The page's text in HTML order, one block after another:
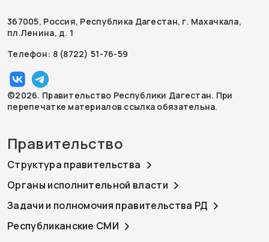
367005, Россия, Республика Дагестан, г. Махачкала,
пл.Ленина, д. 1
Телефон: 8 (8722) 51-76-59
©2026. Правительство Республики Дагестан. При
перепечатке материалов ссылка обязательна.
Правительство
Структура правительства
Органы исполнительной власти
Задачи и полномочия правительства РД
Республиканские СМИ